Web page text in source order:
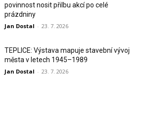
povinnost nosit přilbu akcí po celé
prázdniny
Jan Dostal - 23. 7. 2026
TEPLICE: Výstava mapuje stavební vývoj
města v letech 1945–1989
Jan Dostal - 23. 7. 2026